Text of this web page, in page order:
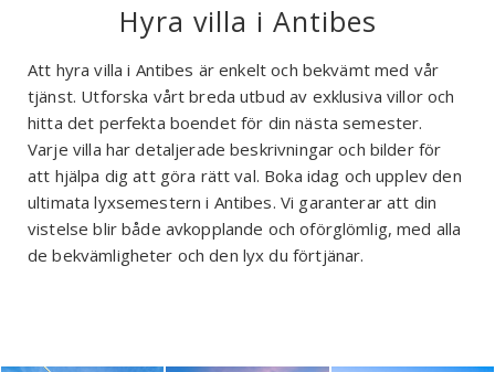
Hyra villa i Antibes
Att hyra villa i Antibes är enkelt och bekvämt med vår
tjänst. Utforska vårt breda utbud av exklusiva villor och
hitta det perfekta boendet för din nästa semester.
Varje villa har detaljerade beskrivningar och bilder för
att hjälpa dig att göra rätt val. Boka idag och upplev den
ultimata lyxsemestern i Antibes. Vi garanterar att din
vistelse blir både avkopplande och oförglömlig, med alla
de bekvämligheter och den lyx du förtjänar.